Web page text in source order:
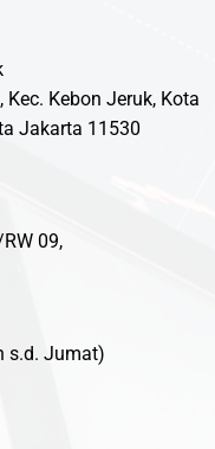
Kec. Kebon Jeruk, Kota
Jakarta 11530
09,
s.d. Jumat)